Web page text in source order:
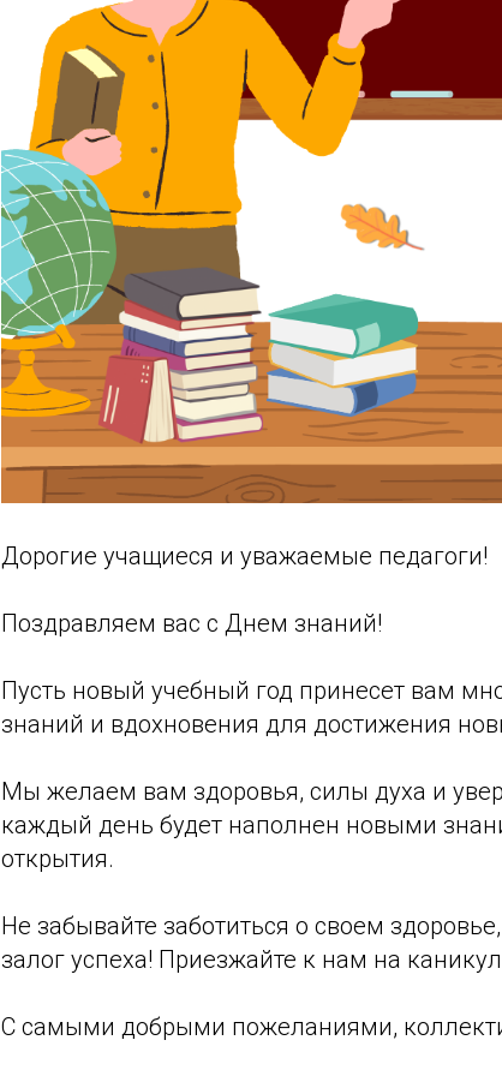
Дорогие учащиеся и уважаемые педагоги!
Поздравляем вас с Днем знаний!
Пусть новый учебный год принесет вам
знаний и вдохновения для достижения
Мы желаем вам здоровья, силы духа и
каждый день будет наполнен новыми
открытия.
Не забывайте заботиться о своем
залог успеха! Приезжайте к нам на
С самыми добрыми пожеланиями,